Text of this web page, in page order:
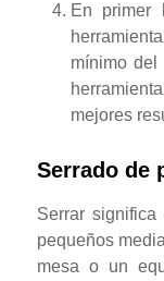
En primer
mínimo
mejores
Serrado de
Serrar
pequeños
mesa o un